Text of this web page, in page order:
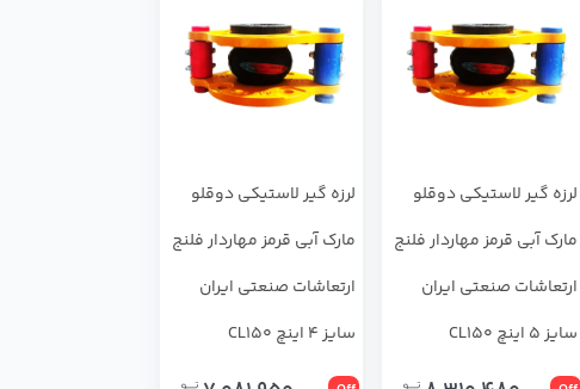
لرزه ‌گیر لاستیکی دوقلو
مارک آبی قرمز مهاردار فلنج
ارتعاشات صنعتی ایران
سایز 5 اینچ CL150
لرزه ‌گیر لاستیکی دوقلو
مارک آبی قرمز مهاردار فلنج
ارتعاشات صنعتی ایران
سایز 4 اینچ CL150